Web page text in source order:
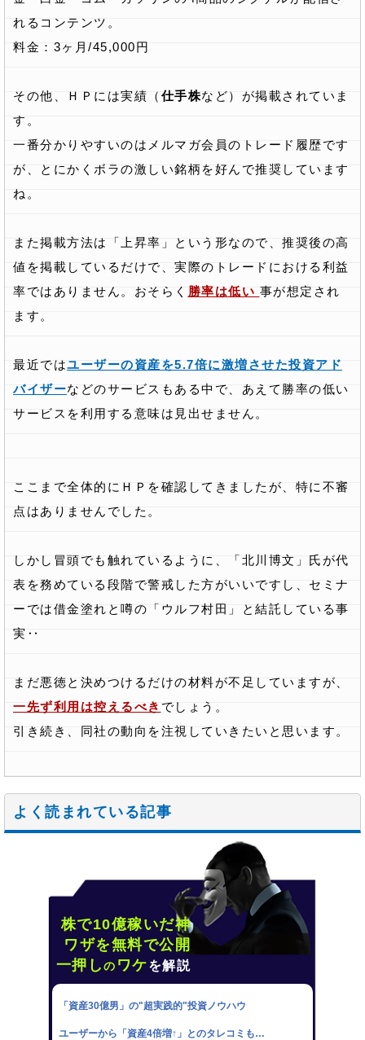
れるコンテンツ。
料金：3ヶ月/45,000円
その他、ＨＰには実績（ 仕手株など）が掲載されていま
す。
一番分かりやすいのはメルマガ会員のトレード履歴です
が、とにかくボラの激しい銘柄を好んで推奨しています
ね。
また掲載方法は「上昇率」という形なので、推奨後の高
値を掲載しているだけで、実際のトレードにおける利益
率ではありません。おそらく 勝率は低い 事が想定され
ます。
最近ではユーザーの資産を5.7倍に激増させた投資アド
バイザーなどのサービスもある中で、あえて勝率の低い
サービスを利用する意味は見出せません。
ここまで全体的にＨＰを確認してきましたが、特に不審
点はありませんでした。
しかし冒頭でも触れているように、「北川博文」氏が代
表を務めている段階で警戒した方がいいですし、セミナ
ーでは借金塗れと噂の「ウルフ村田」と結託している事
実‥
まだ悪徳と決めつけるだけの材料が不足していますが、
一先ず利用は控えるべき でしょう。
引き続き、同社の動向を注視していきたいと思います。
よく読まれている記事
株で10億稼いだ神
ワザを無料で公開
一押しの ワケを解説
「資産30億男」の"超実践的"投資ノウハウ
ユーザーから「資産4倍増↑」とのタレコミも…